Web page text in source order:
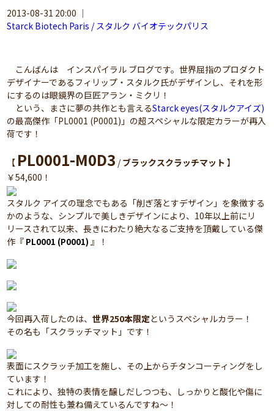
2013-08-31 20:00 ｜
Starck Biotech Paris / スタルク バイオテックパリス
こんばんは インスパイラル ブログです。世界屈指のプロダクト
デザイナーであるフィリップ・スタルク氏がデザインし、それを形
にするのは眼鏡界の巨匠アラン・ミクリ！
という、まさに夢の共作とも言えるStarck eyes(スタルクアイズ)
の最高傑作「PL0001 (P0001)」の超スペシャルな限定カラーが再入
荷です！
【 PL0001-M0D3 /ブラックスクラッチマット 】
￥54,600！
スタルク アイズの理念でもある「削ぎ落とすデザイン」を象徴する
かのような、シンプルで美しきデザインにより、10年以上前にリ
リースされて以来、長きにわたり絶大なるご支持を頂戴している傑
作『 PL0001 (P0001) 』！
今回再入荷したのは、世界250本限定というスペシャルカラー！
その名も「スクラッチマット」です！
表面にスクラッチ加工を施し、その上からチタンコーティングをし
ています！
これにより、独特の表情を醸しだしつつも、しっかりと酸化や傷に
対しての耐性も兼ね備えているんですね～！